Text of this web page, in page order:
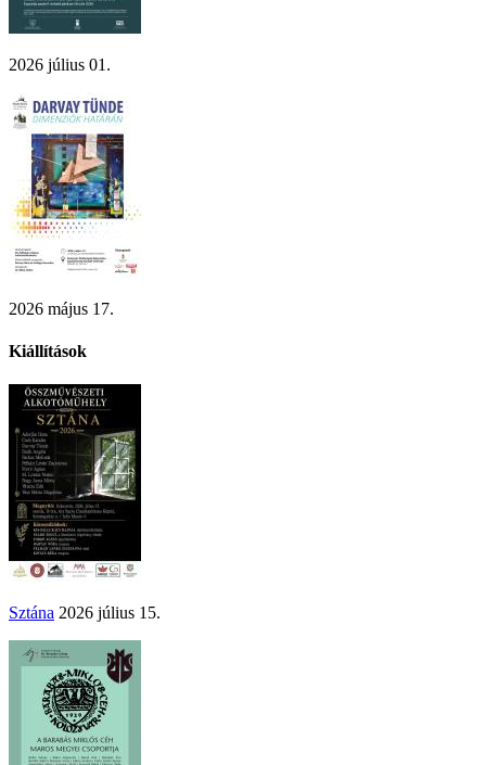
2026 július 01.
2026 május 17.
Kiállítások
Sztána 2026 július 15.